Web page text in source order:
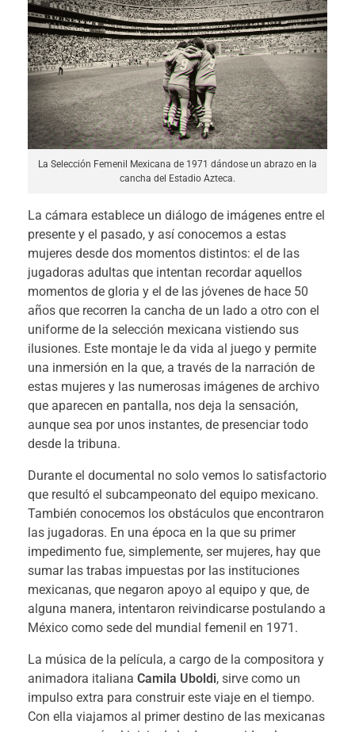
La Selección Femenil Mexicana de 1971 dándose un abrazo en la
cancha del Estadio Azteca.
La cámara establece un diálogo de imágenes entre el
presente y el pasado, y así conocemos a estas
mujeres desde dos momentos distintos: el de las
jugadoras adultas que intentan recordar aquellos
momentos de gloria y el de las jóvenes de hace 50
años que recorren la cancha de un lado a otro con el
uniforme de la selección mexicana vistiendo sus
ilusiones. Este montaje le da vida al juego y permite
una inmersión en la que, a través de la narración de
estas mujeres y las numerosas imágenes de archivo
que aparecen en pantalla, nos deja la sensación,
aunque sea por unos instantes, de presenciar todo
desde la tribuna.
Durante el documental no solo vemos lo satisfactorio
que resultó el subcampeonato del equipo mexicano.
También conocemos los obstáculos que encontraron
las jugadoras. En una época en la que su primer
impedimento fue, simplemente, ser mujeres, hay que
sumar las trabas impuestas por las instituciones
mexicanas, que negaron apoyo al equipo y que, de
alguna manera, intentaron reivindicarse postulando a
México como sede del mundial femenil en 1971.
La música de la película, a cargo de la compositora y
animadora italiana Camila Uboldi, sirve como un
impulso extra para construir este viaje en el tiempo.
Con ella viajamos al primer destino de las mexicanas